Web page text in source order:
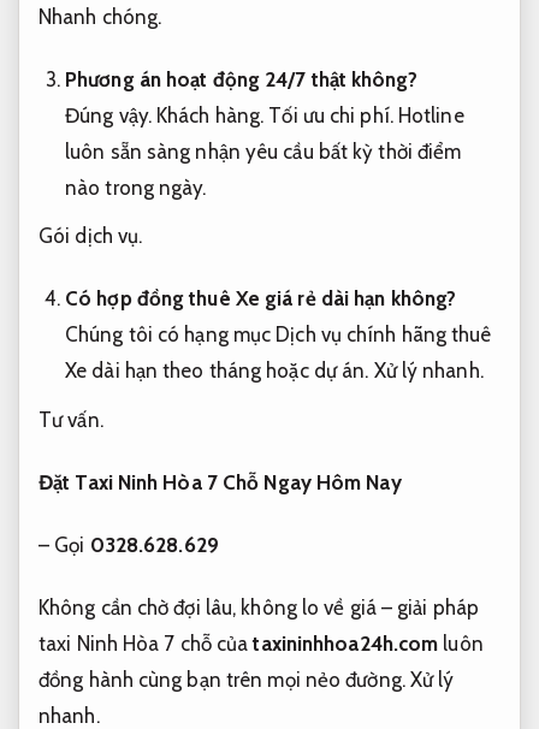
Nhanh chóng.
Phương án hoạt động 24/7 thật không?
Đúng vậy. Khách hàng. Tối ưu chi phí.Hotline
luôn sẵn sàng nhận yêu cầu bất kỳ thời điểm
nào trong ngày.
Gói dịch vụ.
Có hợp đồng thuê Xe giá rẻ dài hạn không?
Chúng tôi có hạng mục Dịch vụ chính hãng thuê
Xe dài hạn theo tháng hoặc dự án. Xử lý nhanh.
Tư vấn.
Đặt Taxi Ninh Hòa 7 Chỗ Ngay Hôm Nay
– Gọi 0328.628.629
Không cần chờ đợi lâu, không lo về giá – giải pháp
taxi Ninh Hòa 7 chỗ củataxininhhoa24h.com luôn
đồng hành cùng bạn trên mọi nẻo đường. Xử lý
nhanh.